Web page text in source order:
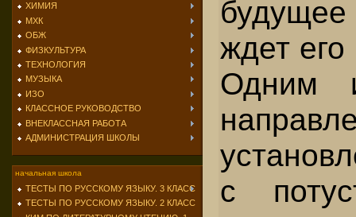
ХИМИЯ
МХК
ОБЖ
ФИЗКУЛЬТУРА
ТЕХНОЛОГИЯ
МУЗЫКА
ИЗО
КЛАССНОЕ РУКОВОДСТВО
ВНЕКЛАССНАЯ РАБОТА
АДМИНИСТРАЦИЯ ШКОЛЫ
начальная школа
ТЕСТЫ ПО РУССКОМУ ЯЗЫКУ. 3 КЛАСС
ТЕСТЫ ПО РУССКОМУ ЯЗЫКУ. 2 КЛАСС
будущее
ждет его
Одним
с